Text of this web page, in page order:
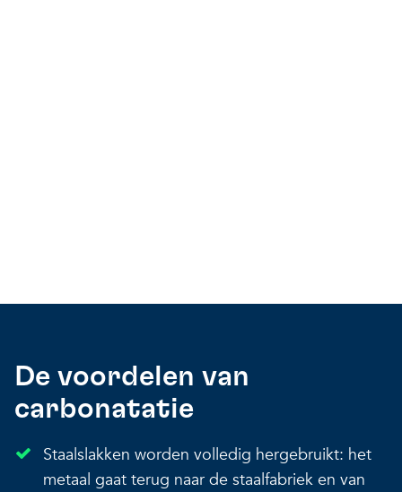
De voordelen van
carbonatatie
Staalslakken worden volledig hergebruikt: het
metaal gaat terug naar de staalfabriek en van